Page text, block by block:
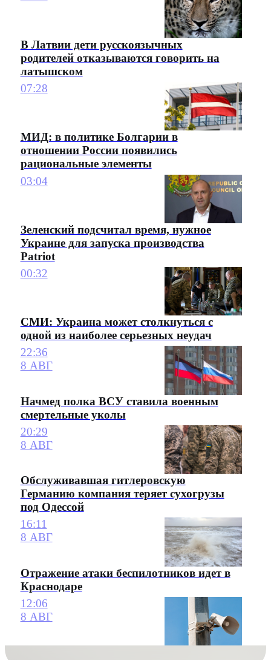
В Латвии дети русскоязычных
родителей отказываются говорить на
латышском
07:28
МИД: в политике Болгарии в
отношении России появились
рациональные элементы
03:04
Зеленский подсчитал время, нужное
Украине для запуска производства
Patriot
00:32
СМИ: Украина может столкнуться с
одной из наиболее серьезных неудач
22:36
8 АВГ
Начмед полка ВСУ ставила военным
смертельные уколы
20:29
8 АВГ
Обслуживавшая гитлеровскую
Германию компания теряет сухогрузы
под Одессой
16:11
8 АВГ
Отражение атаки беспилотников идет в
Краснодаре
12:06
8 АВГ